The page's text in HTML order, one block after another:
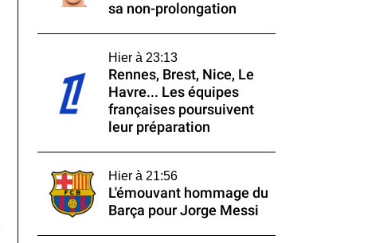
sa non-prolongation
Hier à 23:13
Rennes, Brest, Nice, Le
Havre... Les équipes
françaises poursuivent
leur préparation
Hier à 21:56
L'émouvant hommage du
Barça pour Jorge Messi